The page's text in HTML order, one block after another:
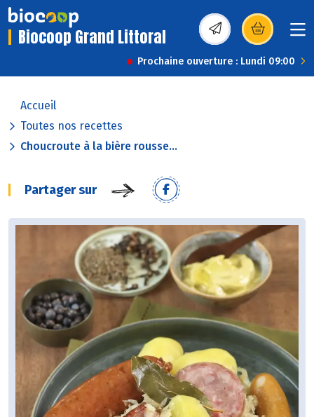
Biocoop Grand Littoral (s’ouvre dans une
Prochaine ouverture : Lundi 09:00
Accueil
Toutes nos recettes
Choucroute à la bière rousse...
Partager sur